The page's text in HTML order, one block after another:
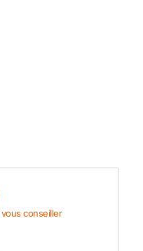
vous conseiller